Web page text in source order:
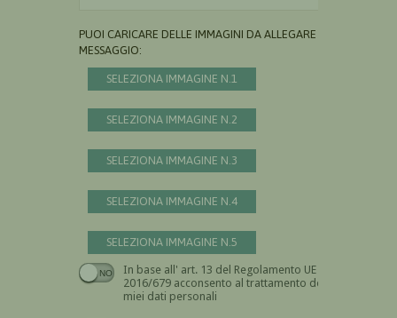
PUOI CARICARE DELLE IMMAGINI DA ALLEGARE AL
MESSAGGIO:
SELEZIONA IMMAGINE N.1
SELEZIONA IMMAGINE N.2
SELEZIONA IMMAGINE N.3
SELEZIONA IMMAGINE N.4
SELEZIONA IMMAGINE N.5
In base all' art. 13 del Regolamento UE n.
2016/679 acconsento al trattamento dei
miei dati personali
Devi dare il consenso